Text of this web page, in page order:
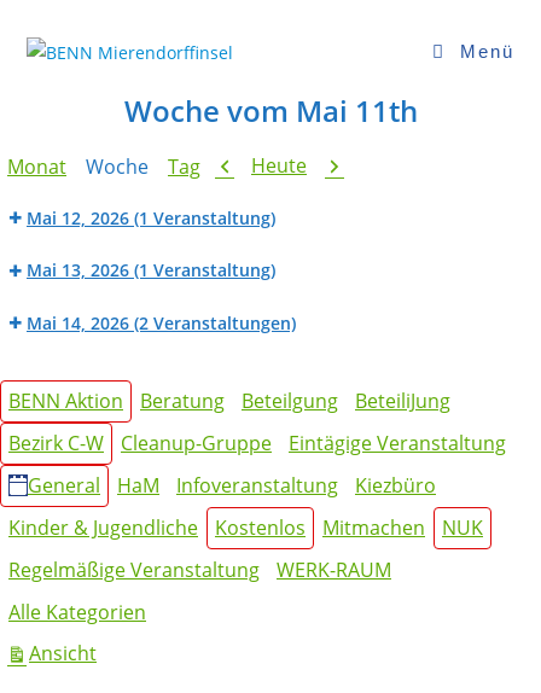
Inhalt
Menü
Woche vom Mai 11th
Monat Woche Tag Zurück
Heute Weiter
Mai 12, 2026 (1 Veranstaltung)
Werk_Raum:
Mai 13, 2026 (1 Veranstaltung)
Mai 14, 2026 (2 Veranstaltungen)
der
Mietpreisprüfstelle
(HaM
Angebot)
Werk_Raum:
Nähwerkstatt
Kategorien
BENN Aktion Beratung Beteilgung
BeteiliJung
Bezirk C-W
Cleanup-Gruppe
Eintägige Veranstaltung
General
HaM Infoveranstaltung
Kiezbüro
Kinder & Jugendliche
Kostenlos Mitmachen
NUK
Regelmäßige Veranstaltung
WERK-RAUM
Alle Kategorien
Ansichtausdrucken